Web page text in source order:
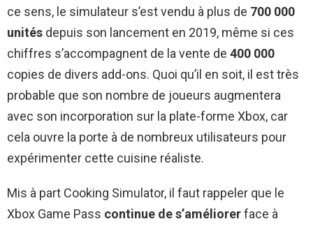
ce sens, le simulateur s’est vendu à plus de 700 000
unités depuis son lancement en 2019, même si ces
chiffres s’accompagnent de la vente de 400 000
copies de divers add-ons. Quoi qu’il en soit, il est très
probable que son nombre de joueurs augmentera
avec son incorporation sur la plate-forme Xbox, car
cela ouvre la porte à de nombreux utilisateurs pour
expérimenter cette cuisine réaliste.
Mis à part Cooking Simulator, il faut rappeler que le
Xbox Game Pass continue de s’améliorerface à